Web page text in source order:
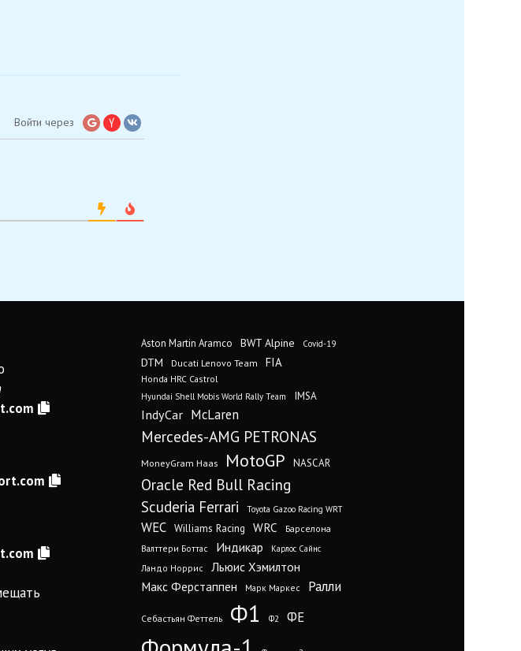
Войти через
Aston Martin Aramco BWT Alpine Covid-19
DTM Ducati Lenovo Team FIA
Honda HRC Castrol
Hyundai Shell Mobis World Rally Team IMSA
IndyCar McLaren
Mercedes-AMG PETRONAS
MoneyGram Haas MotoGP NASCAR
Oracle Red Bull Racing
Scuderia Ferrari Toyota Gazoo Racing WRT
WEC Williams Racing WRC
Барселона
Валттери Боттас
Индикар Карлос Сайнс
Ландо Норрис
Льюис Хэмилтон
Макс Ферстаппен
Марк Маркес Ралли
Себастьян Феттель Ф1 Ф2 ФЕ